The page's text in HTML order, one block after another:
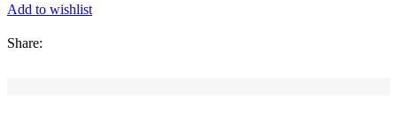
Add to wishlist
Share: